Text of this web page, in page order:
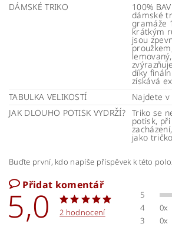
DÁMSKÉ TRIKO
100%
dámské
gramáže
krátkým
jsou
díky
získává
TABULKA VELIKOSTÍ
Najdete
JAK DLOUHO POTISK VYDRŽÍ? Triko se
potisk,
jako
Buďte první, kdo napíše příspěvek k této
Přidat komentář
5,0 2 hodnocení
5
4
0x
3
0x